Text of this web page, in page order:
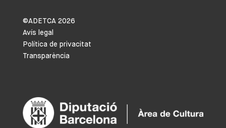
©ADETCA 2026
Avís legal
Política de privacitat
Transparència